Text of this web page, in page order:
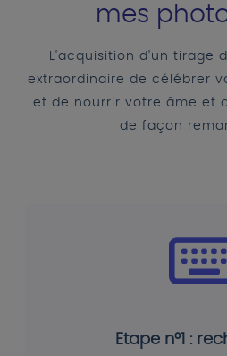
mes
L'acquisition d'un tirage
extraordinaire de célébrer
et de nourrir votre âme et
de façon
Etape n°1 :